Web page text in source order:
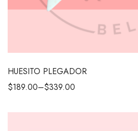
HUESITO PLEGADOR
$189.00–$339.00